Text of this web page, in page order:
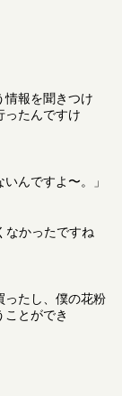
情報を聞きつけ
ったんですけ
んですよ〜。」
なかったですね
ったし、僕の花粉
とができ